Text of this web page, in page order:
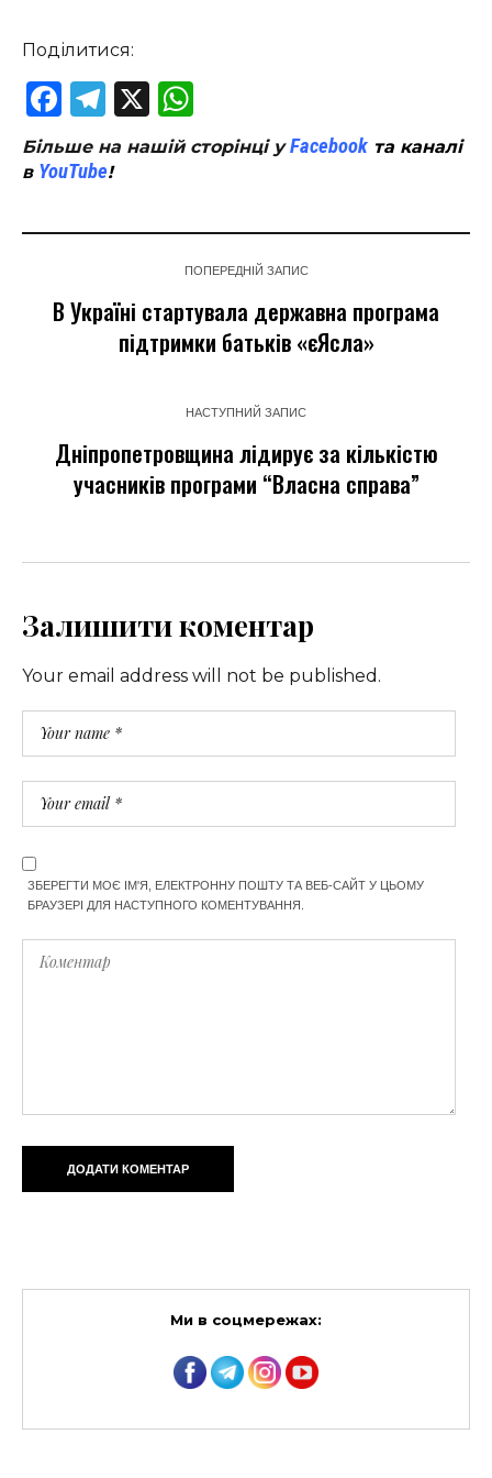
Поділитися:
Facebook
Telegram
X
Більше на нашій сторінці уFacebook та каналі
в YouTube!
ПОПЕРЕДНІЙ ЗАПИС
В Україні стартувала державна програма
підтримки батьків «єЯсла»
НАСТУПНИЙ ЗАПИС
Дніпропетровщина лідирує за кількістю
учасників програми “Власна справа”
Залишити коментар
Your email address will not be published.
ЗБЕРЕГТИ МОЄ ІМ'Я, ЕЛЕКТРОННУ ПОШТУ ТА ВЕБ-САЙТ У ЦЬОМУ
БРАУЗЕРІ ДЛЯ НАСТУПНОГО КОМЕНТУВАННЯ.
Ми в соцмережах: